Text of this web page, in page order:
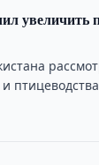
увеличить
цифровых